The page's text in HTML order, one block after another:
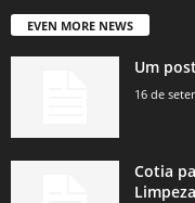
EVEN MORE NEWS
Um
16 de
Cotia